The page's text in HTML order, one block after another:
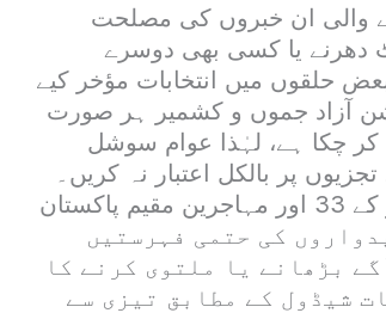
والی ان خبروں کی مصلحت
دھرنے یا کسی بھی دوسرے
حلقوں میں انتخابات مؤخر کیے
آزاد جموں و کشمیر ہر صورت
فیصلہ کر چکا ہے، لہٰذا عوام سوشل
تجزیوں پر بالکل اعتبار نہ کریں۔
انہوں نے مزید بتایا کہ تمام 45 حلقہ جات (آزاد کشمیر کے 33 اور مہاجرین مقیم پاکستان
کی حتمی فہرستیں
بڑھانے یا ملتوی کرنے کا
شیڈول کے مطابق تیزی سے